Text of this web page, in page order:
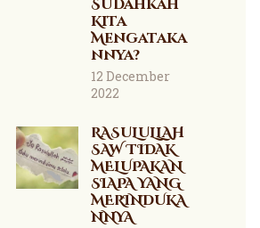
Sudahkah
Kita
Mengataka
nnya?
12 December
2022
RASULULLAH
SAW TIDAK
MELUPAKAN
SIAPA YANG
MERINDUKA
NNYA